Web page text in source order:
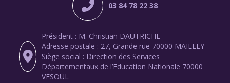
03 84 78 22 38
Président : M. Christian DAUTRICHE
Adresse postale : 27, Grande rue 70000 MAILLEY
Siège social : Direction des Services
Départementaux de l’Education Nationale 70000
VESOUL